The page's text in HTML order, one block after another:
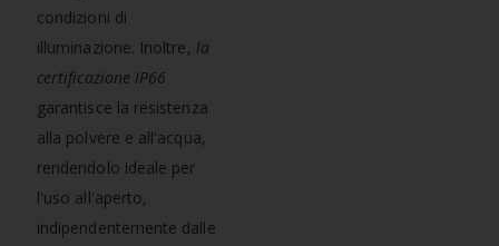
condizioni di
illuminazione. Inoltre, la
certificazione IP66
garantisce la resistenza
alla polvere e all'acqua,
rendendolo ideale per
l'uso all'aperto,
indipendentemente dalle